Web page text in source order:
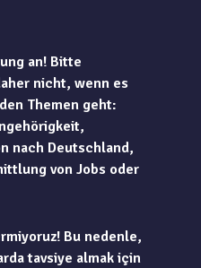
an! Bitte
nicht, wenn es
Themen geht:
nach Deutschland,
von Jobs oder
Bu nedenle,
tavsiye almak için